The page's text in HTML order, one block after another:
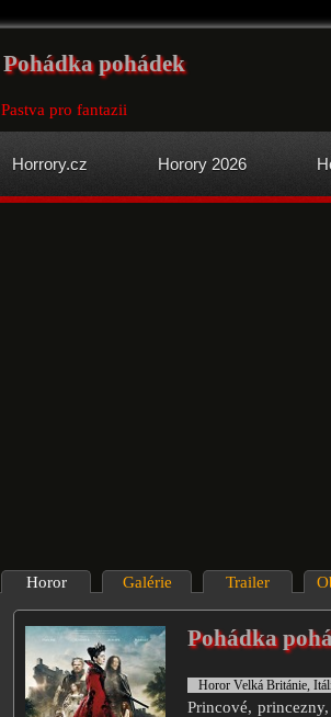
Pohádka pohádek
Pastva pro fantazii
Horrory.cz Horory 2026
Horor Galérie Trailer
Pohádka
Horor Velká Británie,
Princové,